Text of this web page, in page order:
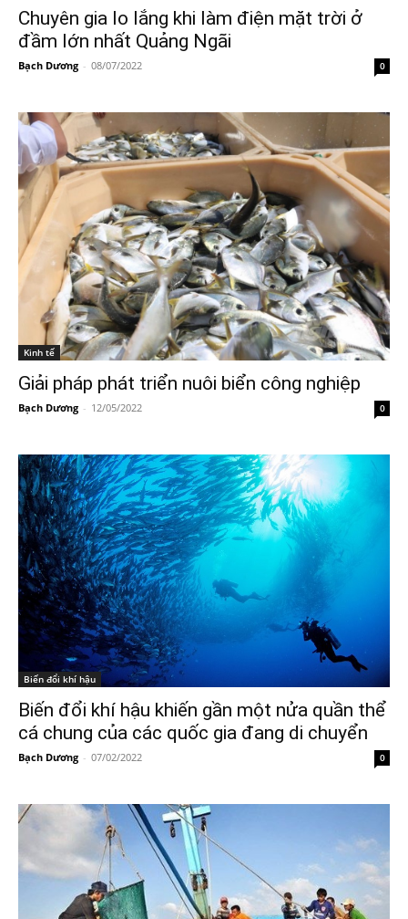
Chuyên gia lo lắng khi làm điện mặt trời ở
đầm lớn nhất Quảng Ngãi
Bạch Dương - 08/07/2022 0
Kinh tế
Giải pháp phát triển nuôi biển công nghiệp
Bạch Dương - 12/05/2022 0
Biến đổi khí hậu
Biến đổi khí hậu khiến gần một nửa quần thể
cá chung của các quốc gia đang di chuyển
Bạch Dương - 07/02/2022 0